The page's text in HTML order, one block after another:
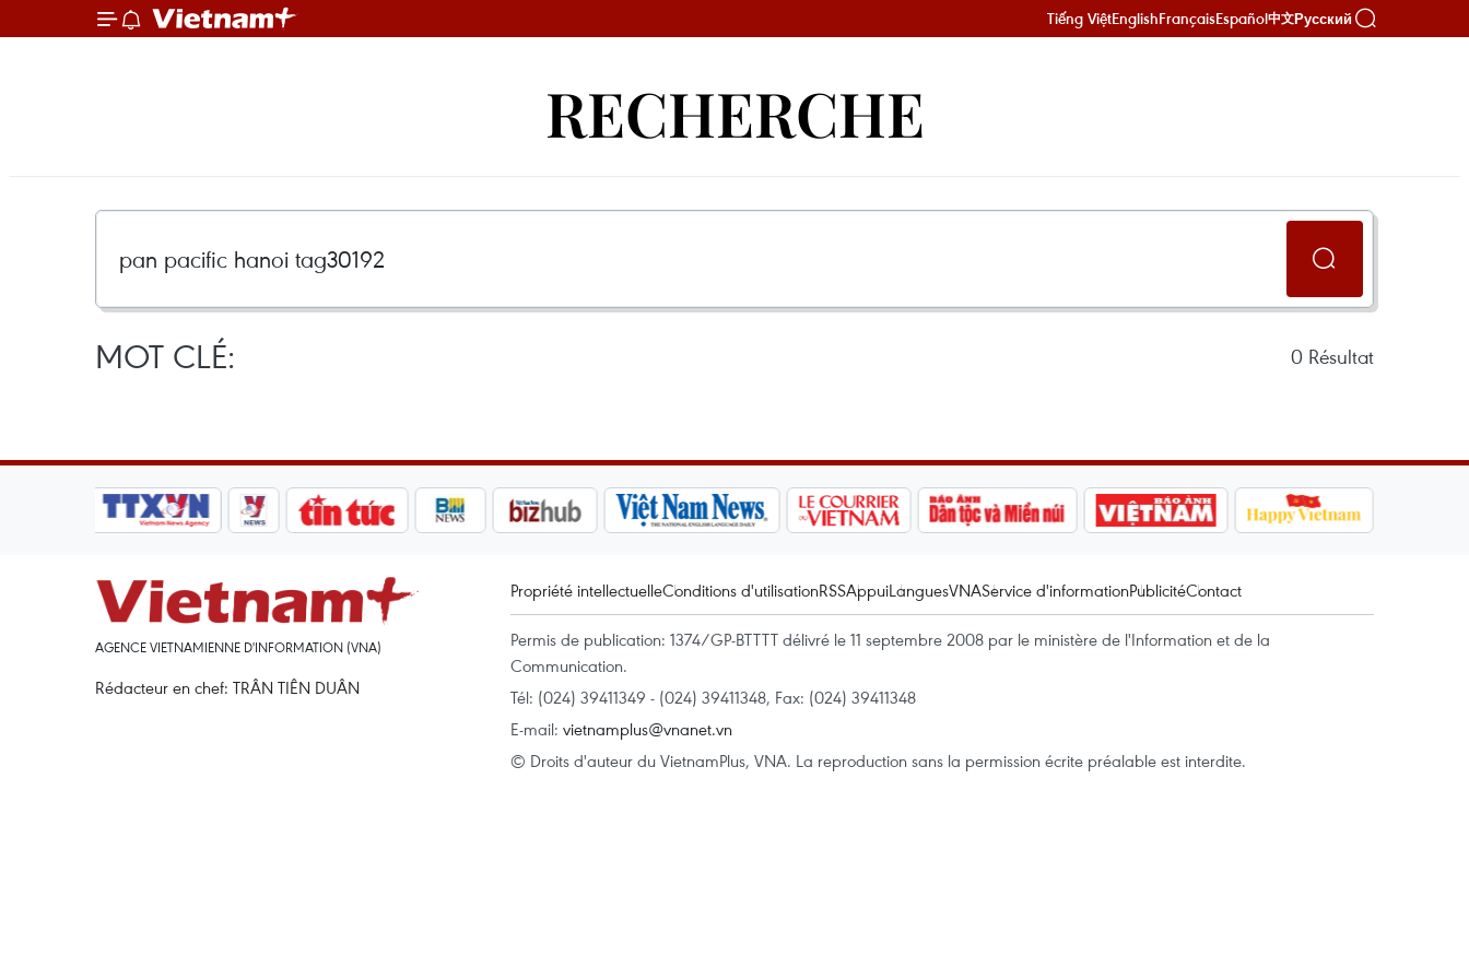
Tiếng ViệtEnglishFrançaisEspañol中文Русский
RECHERCHE
MOT CLÉ: 0 Résultat
AGENCE VIETNAMIENNE D'INFORMATION (VNA)
Rédacteur en chef: TRÂN TIÊN DUÂN
Propriété intellectuelleConditions d'utilisationRSSAppuiLanguesVNAService d'informationPublicitéContact
Permis de publication: 1374/GP-BTTTT délivré le 11 septembre 2008 par le ministère de l'Information et de la
Communication.
Tél: (024) 39411349 - (024) 39411348, Fax: (024) 39411348
E-mail: vietnamplus@vnanet.vn
© Droits d'auteur du VietnamPlus, VNA. La reproduction sans la permission écrite préalable est interdite.